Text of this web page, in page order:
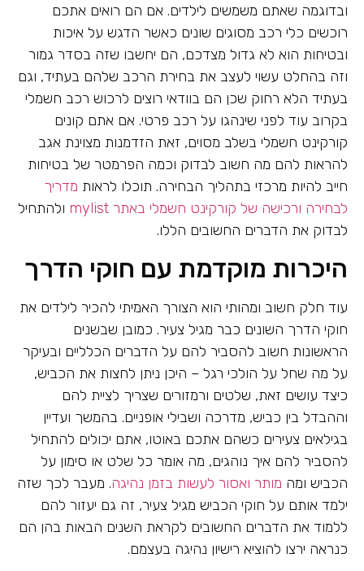
ובדוגמה שאתם משמשים לילדים. אם הם רואים אתכם
רוכשים כלי רכב מסוגים שונים כאשר הדגש על איכות
ובטיחות הוא לא גדול מצדכם, הם יחשבו שזה בסדר גמור
וזה בהחלט עשוי לעצב את בחירת הרכב שלהם בעתיד, וגם
בעתיד הלא רחוק שכן הם בוודאי רוצים לרכוש רכב חשמלי
בקרוב עוד לפני שינהגו על רכב פרטי. אם אתם קונים
קורקינט חשמלי בשלב מסוים, זאת הזדמנות מצוינת אגב
להראות להם מה חשוב לבדוק וכמה הפרמטר של בטיחות
חייב להיות מרכזי בתהליך הבחירה. תוכלו לראות מדריך
לבחירה ורכישה של קורקינט חשמלי באתר mylist
ולהתחיל
לבדוק את הדברים החשובים הללו.
היכרות מוקדמת עם חוקי הדרך
עוד חלק חשוב ומהותי הוא הצורך האמיתי להכיר לילדים את
חוקי הדרך השונים כבר מגיל צעיר. כמובן שבשנים
הראשונות חשוב להסביר להם על הדברים הכלליים ובעיקר
על מה שחל על הולכי רגל – היכן ניתן לחצות את הכביש,
כיצד עושים זאת, שלטים ורמזורים שצריך לציית להם
וההבדל בין כביש, מדרכה ושבילי אופניים. בהמשך ועדיין
בגילאים צעירים כשהם אתכם באוטו, אתם יכולים להתחיל
להסביר להם איך נוהגים, מה אומר כל שלט או סימון על
הכביש ומה מותר ואסור לעשות בזמן נהיגה. מעבר לכך שזה
ילמד אותם על חוקי הכביש מגיל צעיר, זה גם יעזור להם
ללמוד את הדברים החשובים לקראת השנים הבאות בהן הם
כנראה ירצו להוציא רישיון נהיגה בעצמם.